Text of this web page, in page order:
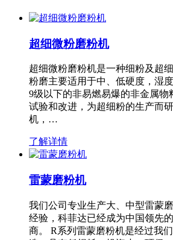
超细微粉磨粉机
超细微粉磨粉机是一种细粉及超
粉磨主要适用于中、低硬度，湿
9级以下的非易燃易爆的非金属物
试验和改进，为超细粉的生产而
机，…
了解详情
雷蒙磨粉机
我们公司专业生产大、中型雷蒙
经验，科菲达已经成为中国领先
商。 R系列雷蒙磨粉机是经过我